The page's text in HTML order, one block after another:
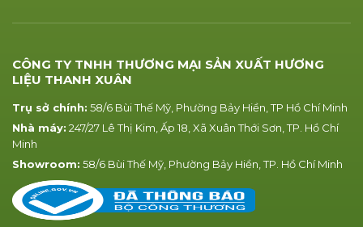
CÔNG TY TNHH THƯƠNG MẠI SẢN XUẤT HƯƠNG
LIỆU THANH XUÂN
Trụ sở chính: 58/6 Bùi Thế Mỹ, Phường Bảy Hiền, TP Hồ Chí Minh
Nhà máy: 247/27 Lê Thị Kim, Ấp 18, Xã Xuân Thới Sơn, TP. Hồ Chí
Minh
Showroom: 58/6 Bùi Thế Mỹ, Phường Bảy Hiền, TP. Hồ Chí Minh